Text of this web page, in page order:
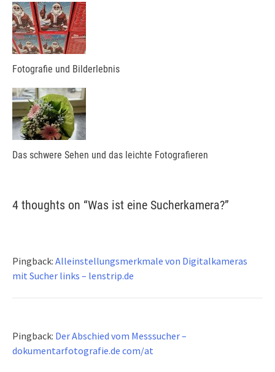
Fotografie und Bilderlebnis
Das schwere Sehen und das leichte Fotografieren
4 thoughts on “Was ist eine Sucherkamera?”
Pingback: Alleinstellungsmerkmale von Digitalkameras
mit Sucher links – lenstrip.de
Pingback: Der Abschied vom Messsucher –
dokumentarfotografie.de com/at